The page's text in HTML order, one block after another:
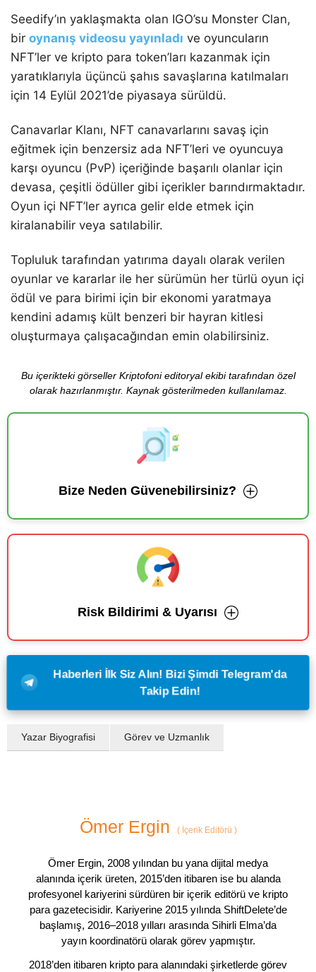
Seedify’ın yaklaşmakta olan IGO’su Monster Clan,
bir oynanış videosu yayınladı ve oyuncuların
NFT’ler ve kripto para token’ları kazanmak için
yaratıklarıyla üçüncü şahıs savaşlarına katılmaları
için 14 Eylül 2021’de piyasaya sürüldü.
Canavarlar Klanı, NFT canavarlarını savaş için
eğitmek için benzersiz ada NFT’leri ve oyuncuya
karşı oyuncu (PvP) içeriğinde başarılı olanlar için
devasa, çeşitli ödüller gibi içerikler barındırmaktadır.
Oyun içi NFT’ler ayrıca gelir elde etmek için
kiralanabilir veya satılabilir.
Topluluk tarafından yatırıma dayalı olarak verilen
oyunlar ve kararlar ile her sürümün her türlü oyun içi
ödül ve para birimi için bir ekonomi yaratmaya
kendini adamış kült benzeri bir hayran kitlesi
oluşturmaya çalışacağından emin olabilirsiniz.
Bu içerikteki görseller Kriptofoni editoryal ekibi tarafından özel
olarak hazırlanmıştır. Kaynak gösterilmeden kullanılamaz.
Bize Neden Güvenebilirsiniz?
Risk Bildirimi & Uyarısı
Haberleri İlk Siz Alın! Bizi Şimdi Telegram'da
Takip Edin!
Yazar Biyografisi Görev ve Uzmanlık
Ömer Ergin (İçerik Editörü )
Ömer Ergin, 2008 yılından bu yana dijital medya
alanında içerik üreten, 2015’den itibaren ise bu alanda
profesyonel kariyerini sürdüren bir içerik editörü ve kripto
para gazetecisidir. Kariyerine 2015 yılında ShiftDelete’de
başlamış, 2016–2018 yılları arasında Sihirli Elma’da
yayın koordinatörü olarak görev yapmıştır.
2018’den itibaren kripto para alanındaki şirketlerde görev